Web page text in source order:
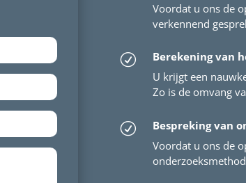
Voordat u ons de
verkennend
R
Berekening van
U krijgt een
Zo is de omvang
R
Bespreking van
Voordat u ons de